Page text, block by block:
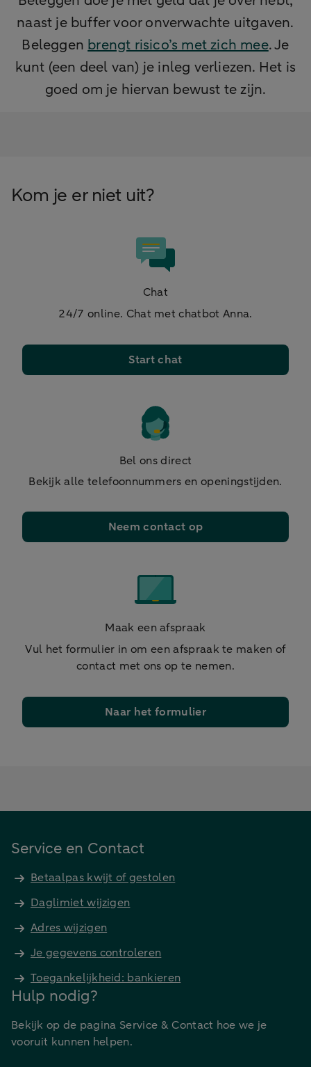
naast je buffer voor onverwachte uitgaven.
Beleggen brengt risico’s met zich mee. Je
kunt (een deel van) je inleg verliezen. Het is
goed om je hiervan bewust te zijn.
Kom je er niet uit?
Chat
24/7 online. Chat met chatbot Anna.
Start chat
Bel ons direct
Bekijk alle telefoonnummers en openingstijden.
Neem contact op
Maak een afspraak
Vul het formulier in om een afspraak te maken of
contact met ons op te nemen.
Naar het formulier
Service en Contact
Betaalpas kwijt of gestolen
Daglimiet wijzigen
Adres wijzigen
Je gegevens controleren
Toegankelijkheid: bankieren
Hulp nodig?
Bekijk op de pagina Service & Contact hoe we je
vooruit kunnen helpen.